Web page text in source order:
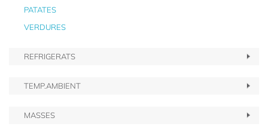
PATATES
VERDURES
REFRIGERATS
TEMP.AMBIENT
MASSES